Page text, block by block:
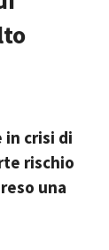
in crisi di
rischio
una